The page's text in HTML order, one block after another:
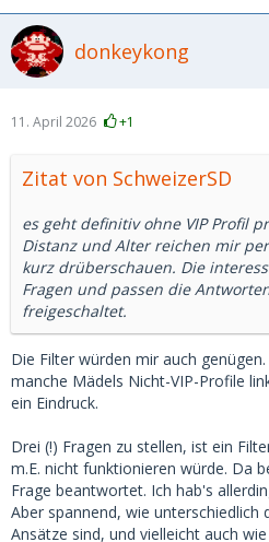
donkeykong
11. April 2026 +1
Zitat von SchweizerSD
es geht definitiv ohne VIP Profil
Distanz und Alter reichen mir
kurz drüberschauen. Die
Fragen und passen die
freigeschaltet.
Die Filter würden mir auch
manche Mädels Nicht-VIP-Profile
ein Eindruck.
Drei (!) Fragen zu stellen, ist ein
m.E. nicht funktionieren würde. Da
Frage beantwortet. Ich hab's
Aber spannend, wie unterschiedlich
Ansätze sind, und vielleicht auch